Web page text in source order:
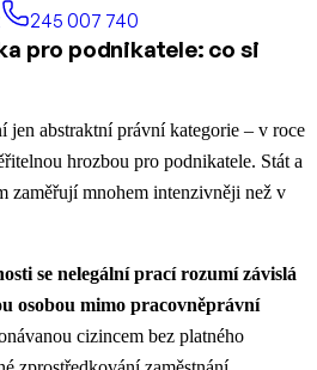
245 007 740
pro podnikatele: co si
jen abstraktní právní kategorie – v roce
hrozbou pro podnikatele. Stát a
zaměřují mnohem intenzivněji než v
se nelegální prací rozumí závislá
osobou mimo pracovněprávní
cizincem bez platného